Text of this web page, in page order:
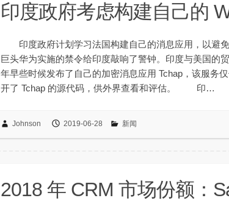
印度政府考虑构建自己的
印度政府计划学习法国构建自己的消息应用，以避
巨头华为实施的禁令给印度敲响了警钟。印度与美国
年早些时候发布了自己的加密消息应用 Tchap，该服务
开了 Tchap 的源代码，供外界查看和评估。 印…
Johnson 2019-06-28 新闻
2018 年 CRM 市场份额：